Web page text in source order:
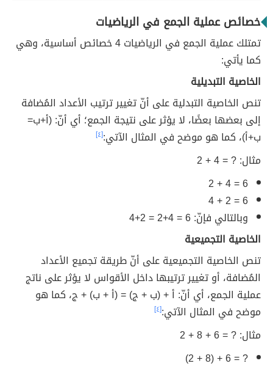
خصائص عملية الجمع في الرياضيات
تمتلك عملية الجمع في الرياضيات 4 خصائص أساسية، وهي
كما يأتي:
الخاصية التبديلية
تنص الخاصية التبدلية على أنّ تغيير ترتيب الأعداد المُضافة
إلى بعضها بعضًا، لا يؤثر على نتيجة الجمع؛ أي أنّ: (أ+ب=
ب+أ)، كما هو موضح في المثال الآتي:[٤]
مثال: ? = 4 + 2
6 = 4 + 2
6 = 2 + 4
وبالتالي فإنّ: 6 = 4+2 = 2+4
الخاصية التجميعية
تنص الخاصية التجميعية على أنّ طريقة تجميع الأعداد
المُضافة، أو تغيير ترتيبها داخل الأقواس لا يؤثر على ناتج
عملية الجمع، أي أنّ: أ + (ب + ج) = (أ + ب) + ج، كما هو
موضح في المثال الآتي:[٤]
مثال: ? = 6 + 8 + 2
? = 6 + (8 + 2)